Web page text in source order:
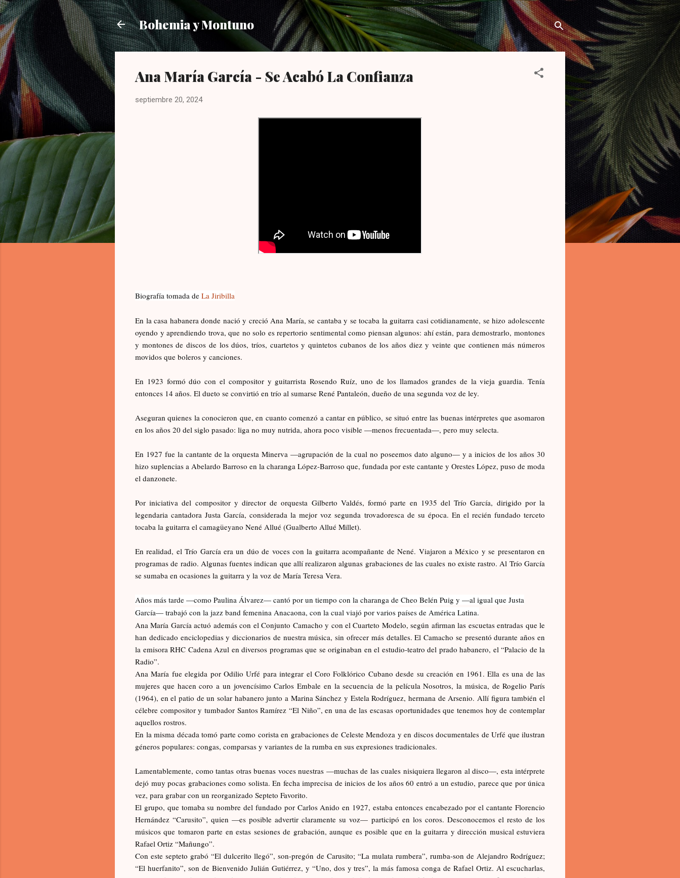
Ir al contenido principal
Bohemia y Montuno
Ana María García - Se Acabó La Confianza
septiembre 20, 2024
Biografía tomada de La Jiribilla
En la casa habanera donde nació y creció Ana María, se cantaba y se tocaba la guitarra casi cotidianamente, se hizo adolescente
oyendo y aprendiendo trova, que no solo es repertorio sentimental como piensan algunos: ahí están, para demostrarlo, montones
y montones de discos de los dúos, tríos, cuartetos y quintetos cubanos de los años diez y veinte que contienen más números
movidos que boleros y canciones.
En 1923 formó dúo con el compositor y guitarrista Rosendo Ruíz, uno de los llamados grandes de la vieja guardia. Tenía
entonces 14 años. El dueto se convirtió en trío al sumarse René Pantaleón, dueño de una segunda voz de ley.
Aseguran quienes la conocieron que, en cuanto comenzó a cantar en público, se situó entre las buenas intérpretes que asomaron
en los años 20 del siglo pasado: liga no muy nutrida, ahora poco visible —menos frecuentada—, pero muy selecta.
En 1927 fue la cantante de la orquesta Minerva —agrupación de la cual no poseemos dato alguno— y a inicios de los años 30
hizo suplencias a Abelardo Barroso en la charanga López-Barroso que, fundada por este cantante y Orestes López, puso de moda
el danzonete.
Por iniciativa del compositor y director de orquesta Gilberto Valdés, formó parte en 1935 del Trío García, dirigido por la
legendaria cantadora Justa García, considerada la mejor voz segunda trovadoresca de su época. En el recién fundado terceto
tocaba la guitarra el camagüeyano Nené Allué (Gualberto Allué Millet).
En realidad, el Trío García era un dúo de voces con la guitarra acompañante de Nené. Viajaron a México y se presentaron en
programas de radio. Algunas fuentes indican que allí realizaron algunas grabaciones de las cuales no existe rastro. Al Trío García
se sumaba en ocasiones la guitarra y la voz de María Teresa Vera.
Años más tarde —como Paulina Álvarez— cantó por un tiempo con la charanga de Cheo Belén Puig y —al igual que Justa
García— trabajó con la jazz band femenina Anacaona, con la cual viajó por varios países de América Latina.
Ana María García actuó además con el Conjunto Camacho y con el Cuarteto Modelo, según afirman las escuetas entradas que le
han dedicado enciclopedias y diccionarios de nuestra música, sin ofrecer más detalles. El Camacho se presentó durante años en
la emisora RHC Cadena Azul en diversos programas que se originaban en el estudio-teatro del prado habanero, el “Palacio de la
Radio”.
Ana María fue elegida por Odilio Urfé para integrar el Coro Folklórico Cubano desde su creación en 1961. Ella es una de las
mujeres que hacen coro a un jovencísimo Carlos Embale en la secuencia de la película Nosotros, la música, de Rogelio París
(1964), en el patio de un solar habanero junto a Marina Sánchez y Estela Rodríguez, hermana de Arsenio. Allí figura también el
célebre compositor y tumbador Santos Ramírez “El Niño”, en una de las escasas oportunidades que tenemos hoy de contemplar
aquellos rostros.
En la misma década tomó parte como corista en grabaciones de Celeste Mendoza y en discos documentales de Urfé que ilustran
géneros populares: congas, comparsas y variantes de la rumba en sus expresiones tradicionales.
Lamentablemente, como tantas otras buenas voces nuestras —muchas de las cuales nisiquiera llegaron al disco—, esta intérprete
dejó muy pocas grabaciones como solista. En fecha imprecisa de inicios de los años 60 entró a un estudio, parece que por única
vez, para grabar con un reorganizado Septeto Favorito.
El grupo, que tomaba su nombre del fundado por Carlos Anido en 1927, estaba entonces encabezado por el cantante Florencio
Hernández “Carusito”, quien —es posible advertir claramente su voz— participó en los coros. Desconocemos el resto de los
músicos que tomaron parte en estas sesiones de grabación, aunque es posible que en la guitarra y dirección musical estuviera
Rafael Ortiz “Mañungo”.
Con este septeto grabó “El dulcerito llegó”, son-pregón de Carusito; “La mulata rumbera”, rumba-son de Alejandro Rodríguez;
“El huerfanito”, son de Bienvenido Julián Gutiérrez, y “Uno, dos y tres”, la más famosa conga de Rafael Ortiz. Al escucharlas,